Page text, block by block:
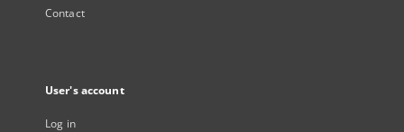
Contact
User's account
Log in